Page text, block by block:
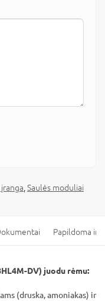
Saulės moduliai
Papildoma
DV) juodu rėmu:
(druska, amoniakas) ir